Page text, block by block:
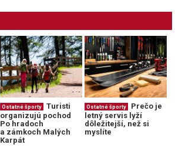
Ostatné športy
Turisti
organizujú pochod
Po hradoch
a zámkoch Malých
Karpát
Ostatné športy
Prečo je
letný servis lyží
dôležitejší, než si
myslíte